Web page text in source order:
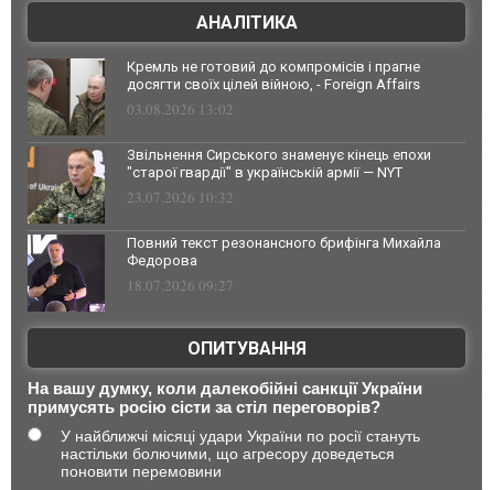
АНАЛІТИКА
Кремль не готовий до компромісів і прагне
досягти своїх цілей війною, - Foreign Affairs
03.08.2026 13:02
Звільнення Сирського знаменує кінець епохи
"старої гвардії" в українській армії — NYT
23.07.2026 10:32
Повний текст резонансного брифінга Михайла
Федорова
18.07.2026 09:27
ОПИТУВАННЯ
На вашу думку, коли далекобійні санкції України
примусять росію сісти за стіл переговорів?
У найближчі місяці удари України по росії стануть
настільки болючими, що агресору доведеться
поновити перемовини